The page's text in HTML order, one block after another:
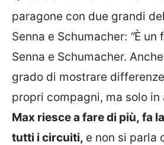
paragone con due grandi
Senna e Schumacher: “È un
Senna e Schumacher.
grado di mostrare
propri compagni, ma solo
Max riesce a fare di più, fa
tutti i circuiti, e non si parla